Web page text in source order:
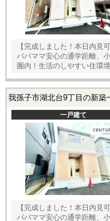
【完成しました！本日内見
パパママ安心の通学距離、
圏内！生活のしやすい住環境
我孫子市湖北台9丁目の新築
一戸建て
【完成しました！本日内見
パパママ安心の通学距離、